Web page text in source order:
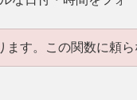
ます。この関数に頼ら